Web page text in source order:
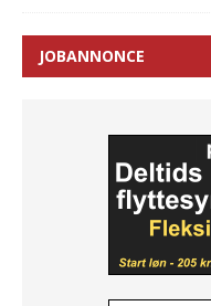
JOBANNONCE